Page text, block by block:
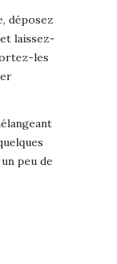
déposez
laissez-
les
peu de